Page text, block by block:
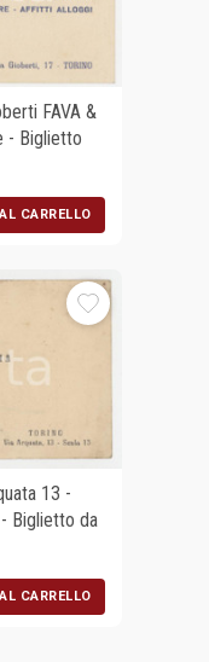
FAVA &
- Biglietto
CARRELLO
13 -
Biglietto da
CARRELLO